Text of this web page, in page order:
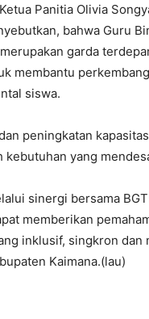
Panitia Olivia
bahwa Guru
garda
membantu
siswa.
peningkatan
kebutuhan yang
sinergi bersama
memberikan
inklusif, singkron dan
Kaimana.(lau)